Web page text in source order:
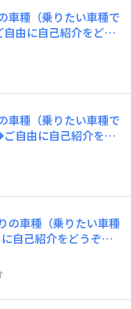
なので使えませんがハ
。◯気をつけたほうが
大→ランクル、アルフ
。・重量感ありあ
と他のスバル車にマー
とうまく付き合うコツ
種（乗りたい車種で
由に自己紹介をどう
)であるBRZが納車と
たスバル車で車デビ
）
種（乗りたい車種で
自由に自己紹介をど
らクロストレックへ
う😭クロストレッ
ます。
車種（乗りたい車種
自己紹介をどうぞ！
す✩.*˚嬉しくて乗り
んでやってます♬皆さ
く、仲間入りしたくて
いいたします！